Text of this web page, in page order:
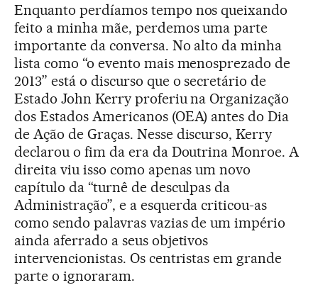
Enquanto perdíamos tempo nos queixando
feito a minha mãe, perdemos uma parte
importante da conversa. No alto da minha
lista como “o evento mais menosprezado de
2013” está o discurso que o secretário de
Estado John Kerry proferiu na Organização
dos Estados Americanos (OEA) antes do Dia
de Ação de Graças. Nesse discurso, Kerry
declarou o fim da era da Doutrina Monroe. A
direita viu isso como apenas um novo
capítulo da “turnê de desculpas da
Administração”, e a esquerda criticou-as
como sendo palavras vazias de um império
ainda aferrado a seus objetivos
intervencionistas. Os centristas em grande
parte o ignoraram.